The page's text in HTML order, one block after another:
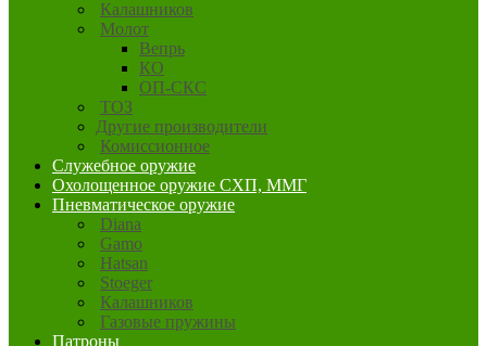
Калашников
Молот
Вепрь
КО
ОП-СКС
ТОЗ
Другие производители
Комиссионное
Служебное оружие
Охолощенное оружие СХП, ММГ
Пневматическое оружие
Diana
Gamo
Hatsan
Stoeger
Калашников
Газовые пружины
Патроны